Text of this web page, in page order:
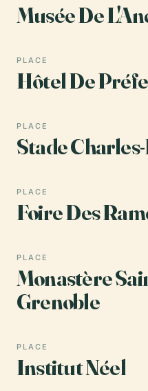
Musée De
PLACE
Hôtel De
PLACE
Stade
PLACE
Foire Des
PLACE
Monastère
Grenoble
PLACE
Institut Néel